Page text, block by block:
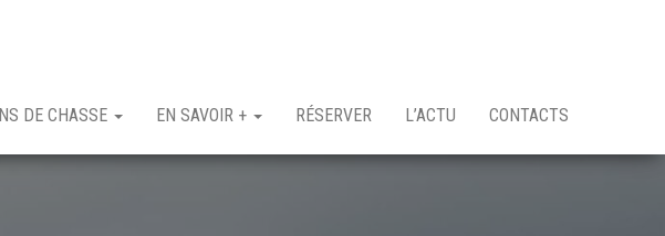
DE CHASSE EN SAVOIR + RÉSERVER L’ACTU CONTACTS